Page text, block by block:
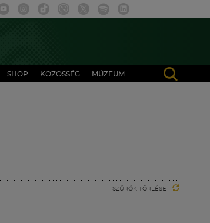
SHOP KÖZÖSSÉG MÚZEUM
SZŰRŐK TÖRLÉSE